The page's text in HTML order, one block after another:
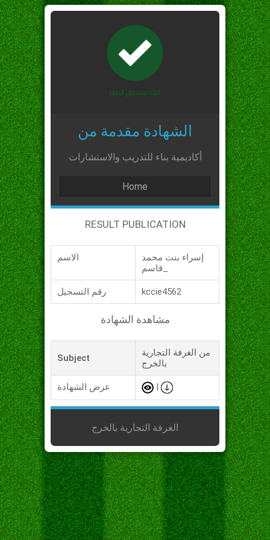
الشهادة مقدمة من
أكاديمية بناء للتدريب والاستشارات
Home
RESULT PUBLICATION
الاسم
إسراء بنت محمد
رقم التسجيل kccie4562
مشاهدة الشهادة
Subject
من الغرفة التجارية
بالخرج
عرض الشهادة
الغرفة التجارية بالخرج